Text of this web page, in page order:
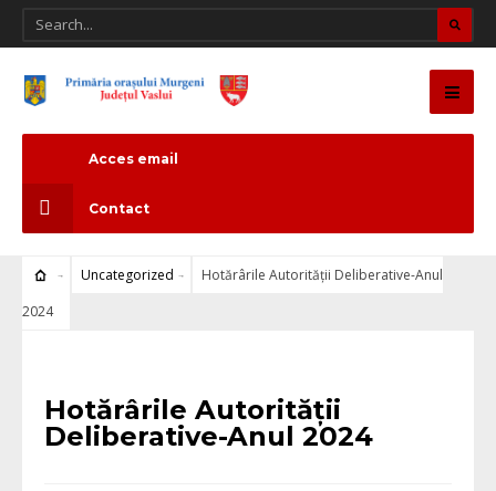
Acces email
Contact
Uncategorized
Hotărârile Autorității Deliberative-Anul
2024
Hotărârile Autorității
Deliberative-Anul 2024